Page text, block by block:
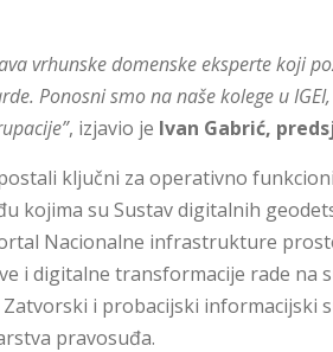
vrhunske domenske eksperte koji
Ponosni smo na naše kolege u
, izjavio je Ivan Gabrić,
ključni za operativno
kojima su Sustav digitalnih
Nacionalne infrastrukture
i digitalne transformacije rade na
i probacijski informacijski
pravosuđa.